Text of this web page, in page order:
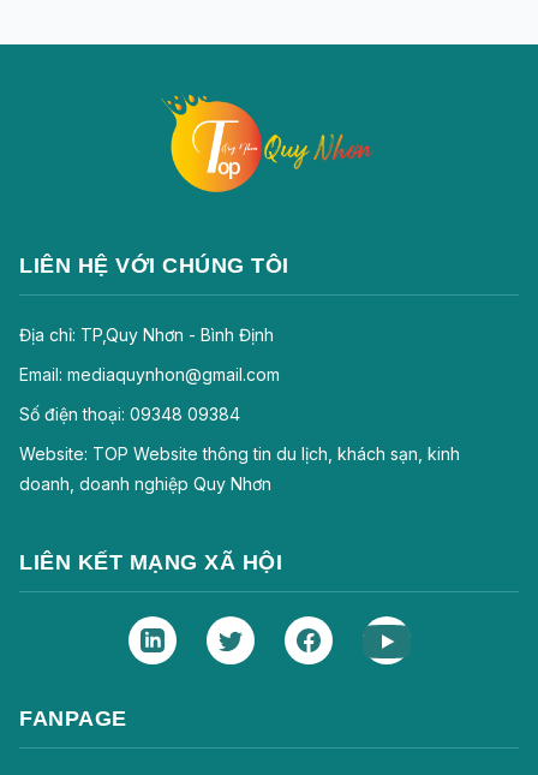
LIÊN HỆ VỚI CHÚNG TÔI
Địa chỉ: TP,Quy Nhơn - Bình Định
Email: mediaquynhon@gmail.com
Số điện thoại: 09348 09384
Website: TOP Website thông tin du lịch, khách sạn, kinh
doanh, doanh nghiệp Quy Nhơn
LIÊN KẾT MẠNG XÃ HỘI
FANPAGE